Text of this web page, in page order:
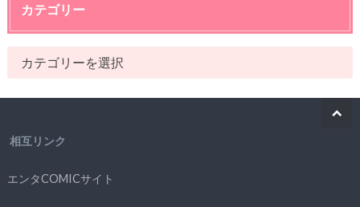
カテゴリー
相互リンク
エンタCOMICサイト